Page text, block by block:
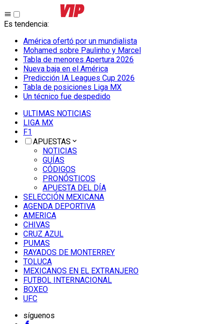
Es tendencia:
América ofertó por un mundialista
Mohamed sobre Paulinho y Marcel
Tabla de menores Apertura 2026
Nueva baja en el América
Predicción IA Leagues Cup 2026
Tabla de posiciones Liga MX
Un técnico fue despedido
ULTIMAS NOTICIAS
LIGA MX
F1
APUESTAS
NOTICIAS
GUÍAS
CÓDIGOS
PRONÓSTICOS
APUESTA DEL DÍA
SELECCIÓN MEXICANA
AGENDA DEPORTIVA
AMERICA
CHIVAS
CRUZ AZUL
PUMAS
RAYADOS DE MONTERREY
TOLUCA
MEXICANOS EN EL EXTRANJERO
FUTBOL INTERNACIONAL
BOXEO
UFC
síguenos